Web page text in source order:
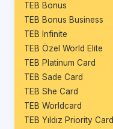
TEB Bonus
TEB Bonus Business
TEB Infinite
TEB Özel World Elite
TEB Platinum Card
TEB Sade Card
TEB She Card
TEB Worldcard
TEB Yıldız Priority Card